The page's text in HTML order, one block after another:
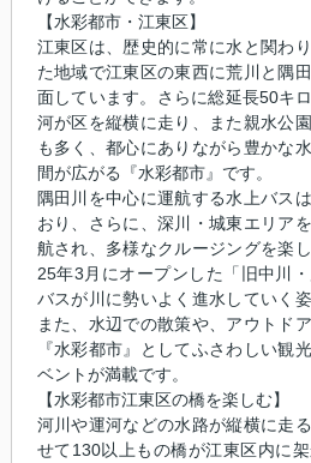
【水彩都市・江東区】
江東区は、歴史的に常に水と関わ
た地域で江東区の東西に荒川と隅
面しています。さらに総延長50キ
河が区を縦横に走り、また親水公
も多く、都心にありながら豊かな
間が広がる『水彩都市』です。
隅田川を中心に運航する水上バス
おり、さらに、深川・城東エリア
航され、多様なクルージングを楽
25年3月にオープンした「旧中川
バスが川に勢いよく進水していく
また、水辺での散策や、アウトド
『水彩都市』としてふさわしい観
ベントが満載です。
【水彩都市江東区の橋を楽しむ】
河川や運河などの水路が縦横に走
せて130以上もの橋が江東区内に